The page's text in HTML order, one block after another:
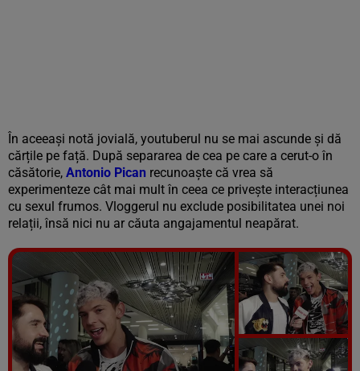
În aceeași notă jovială, youtuberul nu se mai ascunde și dă
cărțile pe față. După separarea de cea pe care a cerut-o în
căsătorie, Antonio Pican recunoaște că vrea să
experimenteze cât mai mult în ceea ce privește interacțiunea
cu sexul frumos. Vloggerul nu exclude posibilitatea unei noi
relații, însă nici nu ar căuta angajamentul neapărat.